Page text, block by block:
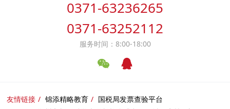
0371-63236265
0371-63252112
服务时间：8:00-18:00
友情链接 锦添精略教育
国税局发票查验平台